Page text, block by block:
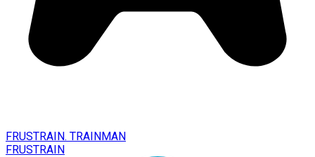
FRUSTRAIN. TRAINMAN
FRUSTRAIN